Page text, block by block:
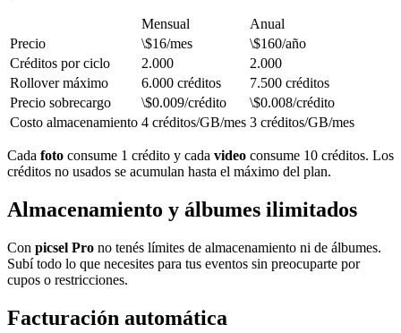
Mensual
Anual
Precio
\$16/mes
\$160/año
Créditos por ciclo
2.000
2.000
Rollover máximo
6.000 créditos
7.500 créditos
Precio sobrecargo
\$0.009/crédito
\$0.008/crédito
Costo almacenamiento 4 créditos/GB/mes 3 créditos/GB/mes
Cada foto consume 1 crédito y cada video consume 10 créditos. Los
créditos no usados se acumulan hasta el máximo del plan.
Almacenamiento y álbumes ilimitados
Con picsel Pro no tenés límites de almacenamiento ni de álbumes.
Subí todo lo que necesites para tus eventos sin preocuparte por
cupos o restricciones.
Facturación automática